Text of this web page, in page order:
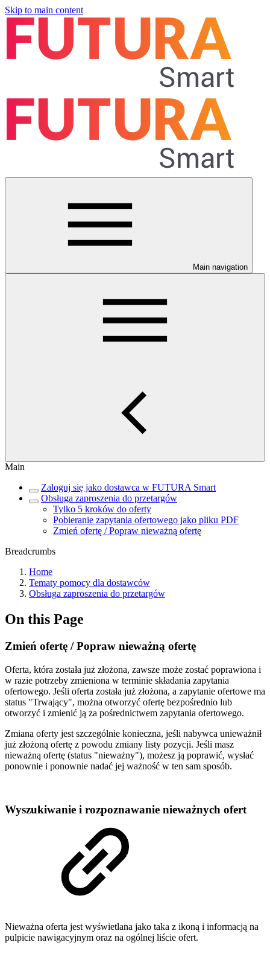
Skip to main content
Main navigation
Main
Zaloguj się jako dostawca w FUTURA Smart
Obsługa zaproszenia do przetargów
Tylko 5 kroków do oferty
Pobieranie zapytania ofertowego jako pliku PDF
Zmień ofertę / Popraw nieważną ofertę
Breadcrumbs
Home
Tematy pomocy dla dostawców
Obsługa zaproszenia do przetargów
On this Page
Zmień ofertę / Popraw nieważną ofertę
Oferta, która została już złożona, zawsze może zostać poprawiona i
w razie potrzeby zmieniona w terminie składania zapytania
ofertowego. Jeśli oferta została już złożona, a zapytanie ofertowe ma
status "Trwający", można otworzyć ofertę bezpośrednio lub
otworzyć i zmienić ją za pośrednictwem zapytania ofertowego.
Zmiana oferty jest szczególnie konieczna, jeśli nabywca unieważnił
już złożoną ofertę z powodu zmiany listy pozycji. Jeśli masz
nieważną ofertę (status "nieważny"), możesz ją poprawić, wysłać
ponownie i ponownie nadać jej ważność w ten sam sposób.
Wyszukiwanie i rozpoznawanie nieważnych ofert
Nieważna oferta jest wyświetlana jako taka z ikoną i informacją na
pulpicie nawigacyjnym oraz na ogólnej liście ofert.